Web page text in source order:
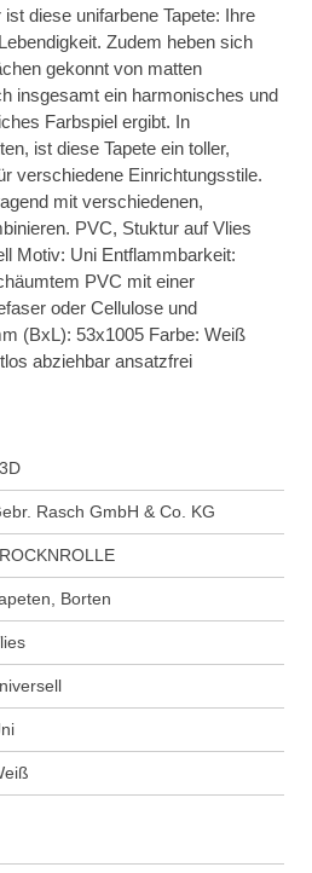
diese unifarbene Tapete: Ihre
Zudem heben sich
gekonnt von matten
insgesamt ein harmonisches und
Farbspiel ergibt. In
ist diese Tapete ein toller,
verschiedene Einrichtungsstile.
mit verschiedenen,
PVC, Stuktur auf Vlies
Motiv: Uni Entflammbarkeit:
PVC mit einer
oder Cellulose und
(BxL): 53x1005 Farbe: Weiß
abziehbar ansatzfrei
Rasch GmbH & Co. KG
Borten